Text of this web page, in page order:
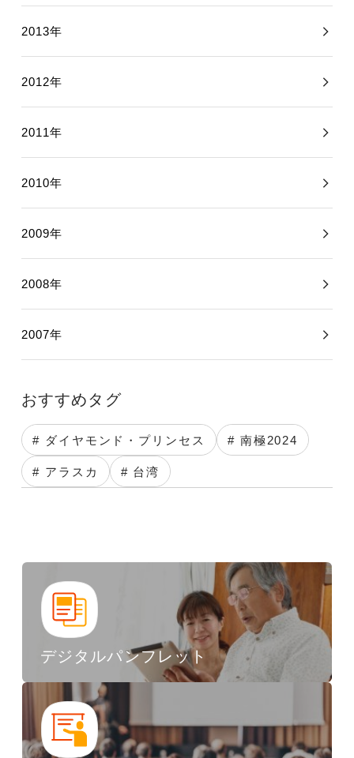
2013年
2012年
2011年
2010年
2009年
2008年
2007年
おすすめタグ
# ダイヤモンド・プリンセス # 南極2024
# アラスカ # 台湾
デジタルパンフレット